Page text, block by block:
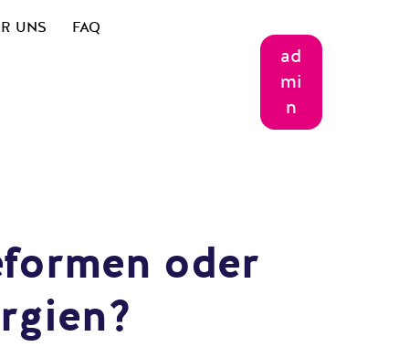
UNS FAQ
ad
mi
n
oder